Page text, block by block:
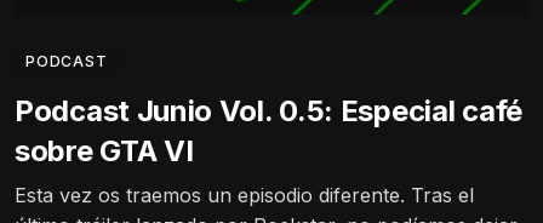
PODCAST
Podcast Junio Vol. 0.5: Especial café
sobre GTA VI
Esta vez os traemos un episodio diferente. Tras el